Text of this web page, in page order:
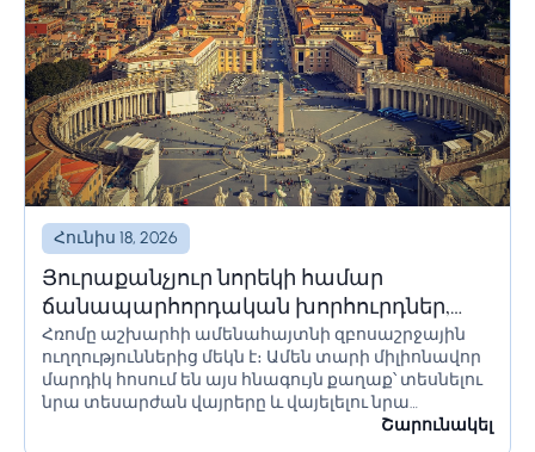
Հունիս 18, 2026
Յուրաքանչյուր նորեկի համար
ճանապարհորդական խորհուրդներ,
որոնք պետք է իմանա Հռոմ գնալուց
առաջ
Հռոմը աշխարհի ամենահայտնի զբոսաշրջային
ուղղություններից մեկն է։ Ամեն տարի միլիոնավոր
մարդիկ հոսում են այս հնագույն քաղաք՝ տեսնելու
նրա տեսարժան վայրերը և վայելելու նրա
մշակույթը։ Եթե մոտ ժամանակներս պլանավորում
Շարունակել